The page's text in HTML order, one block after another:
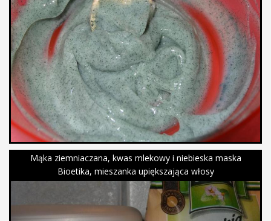
Mąka ziemniaczana, kwas mlekowy i niebieska maska
Bioetika, mieszanka upiększająca włosy